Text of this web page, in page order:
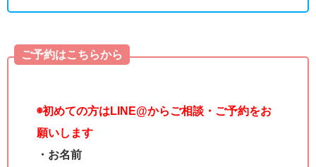
ご予約はこちらから
◉初めての方はLINE@からご相談・ご予約をお
願いします
・お名前